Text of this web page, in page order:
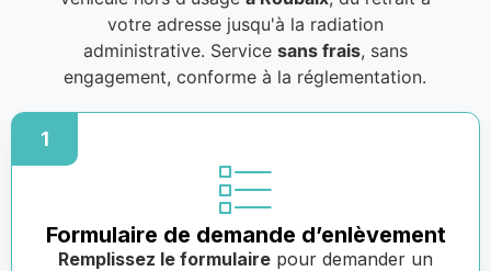
votre adresse jusqu'à la radiation
administrative. Service sans frais, sans
engagement, conforme à la réglementation.
1
Formulaire de demande d’enlèvement
Remplissez le formulaire pour demander un